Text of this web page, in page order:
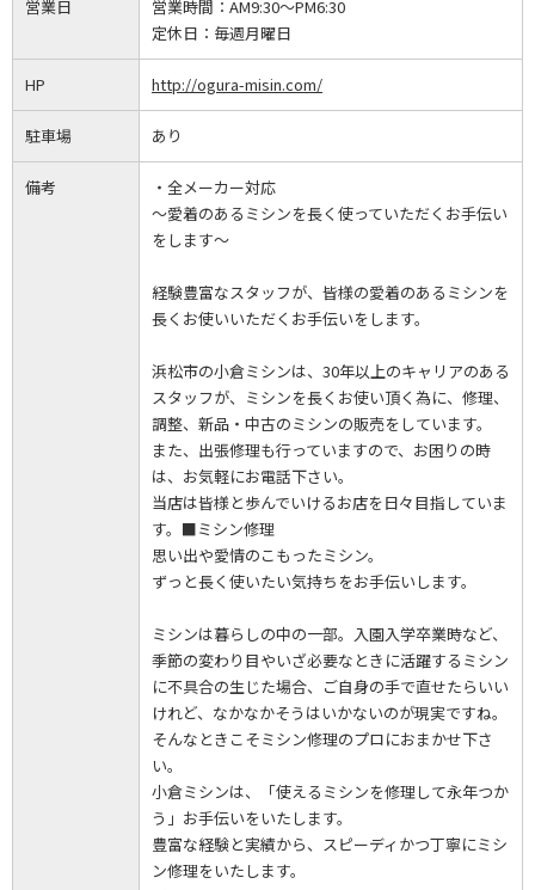
営業日 営業時間： AM9:30～PM6:30
定休日： 毎週月曜日
HP http://ogura-misin.com/
駐車場 あり
備考
・全メーカー対応
～愛着のあるミシンを長く使っていただくお手伝い
をします～
経験豊富なスタッフが、皆様の愛着のあるミシンを
長くお使いいただくお手伝いをします。
浜松市の小倉ミシンは、30年以上のキャリアのある
スタッフが、ミシンを長くお使い頂く為に、修理、
調整、新品・中古のミシンの販売をしています。
また、出張修理も行っていますので、お困りの時
は、お気軽にお電話下さい。
当店は皆様と歩んでいけるお店を日々目指していま
す。■ミシン修理
思い出や愛情のこもったミシン。
ずっと長く使いたい気持ちをお手伝いします。
ミシンは暮らしの中の一部。入園入学卒業時など、
季節の変わり目やいざ必要なときに活躍するミシン
に不具合の生じた場合、ご自身の手で直せたらいい
けれど、なかなかそうはいかないのが現実ですね。
そんなときこそミシン修理のプロにおまかせ下さ
い。
小倉ミシンは、「使えるミシンを修理して永年つか
う」お手伝いをいたします。
豊富な経験と実績から、スピーディかつ丁寧にミシ
ン修理をいたします。